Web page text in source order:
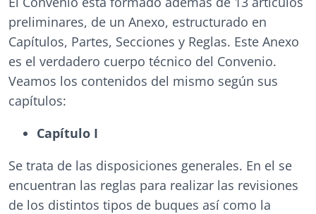
preliminares, de un Anexo, estructurado en
Capítulos, Partes, Secciones y Reglas. Este Anexo
es el verdadero cuerpo técnico del Convenio.
Veamos los contenidos del mismo según sus
capítulos:
Capítulo I
Se trata de las disposiciones generales. En el se
encuentran las reglas para realizar las revisiones
de los distintos tipos de buques así como la